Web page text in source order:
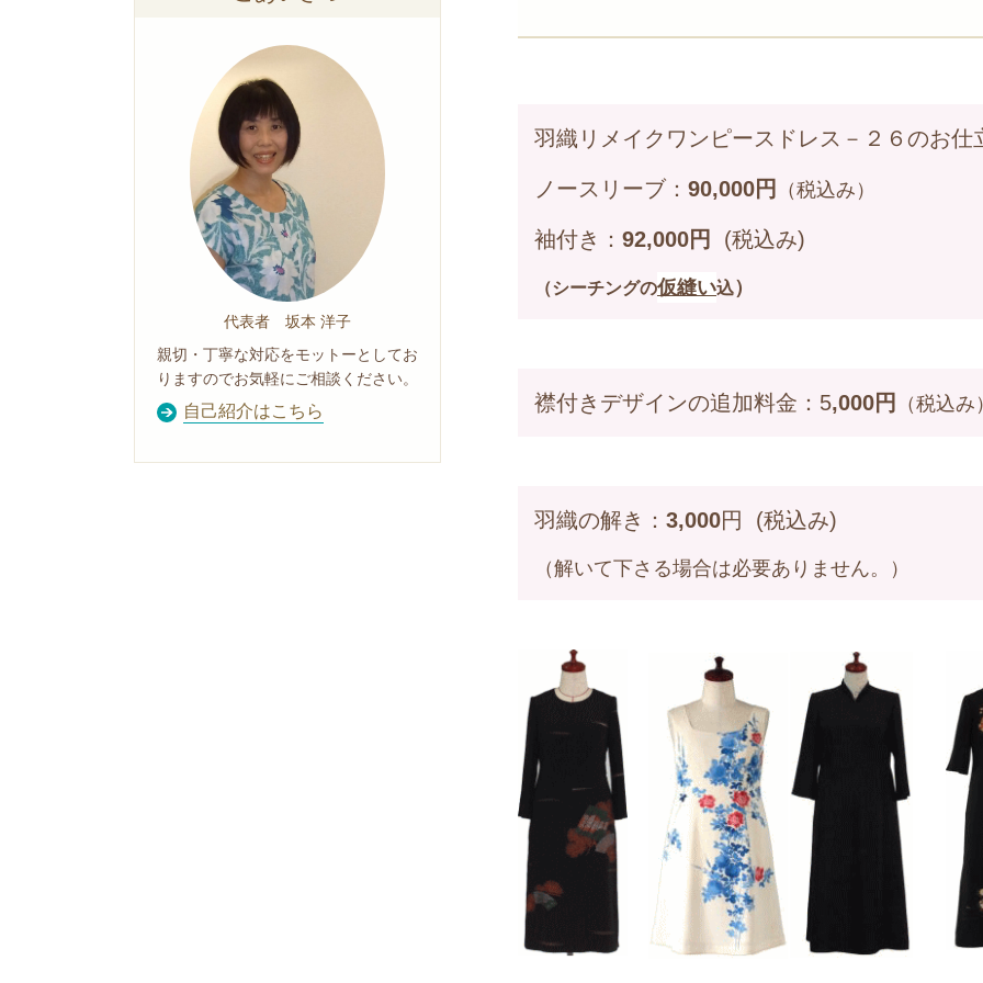
羽織リメイクワンピースドレス－２６のお仕
ノースリーブ： 90,000円 （税込み）
袖付き： 92,000円 (税込み)
（シーチングの仮縫い込）
襟付きデザインの追加料金：5,000円 （税込み）
羽織の解き ： 3,000円 (税込み)
（解いて下さる場合は必要ありません。）
代表者 坂本 洋子
親切・丁寧な対応をモットーとしてお
りますのでお気軽にご相談ください。
自己紹介はこちら